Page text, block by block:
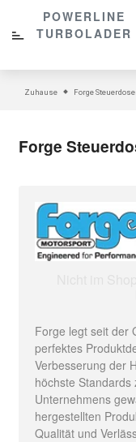
Inhalt
POWERLINE
TURBOLADER
Zuhause Forge
Forge
Forge legt seit der
perfektes
Verbesserung der
höchste
Unternehmens
hergestellten
Qualität und